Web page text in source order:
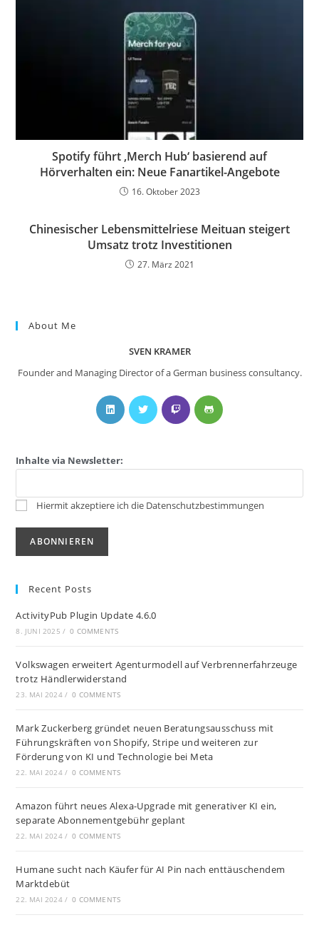
Spotify führt ‚Merch Hub‘ basierend auf
Hörverhalten ein: Neue Fanartikel-Angebote
16. Oktober 2023
Chinesischer Lebensmittelriese Meituan steigert
Umsatz trotz Investitionen
27. März 2021
About Me
SVEN KRAMER
Founder and Managing Director of a German business consultancy.
Inhalte via Newsletter:
Hiermit akzeptiere ich die Datenschutzbestimmungen
Recent Posts
ActivityPub Plugin Update 4.6.0
8. JUNI 2025 / 0 COMMENTS
Volkswagen erweitert Agenturmodell auf Verbrennerfahrzeuge
trotz Händlerwiderstand
23. MAI 2024 / 0 COMMENTS
Mark Zuckerberg gründet neuen Beratungsausschuss mit
Führungskräften von Shopify, Stripe und weiteren zur
Förderung von KI und Technologie bei Meta
22. MAI 2024 / 0 COMMENTS
Amazon führt neues Alexa-Upgrade mit generativer KI ein,
separate Abonnementgebühr geplant
22. MAI 2024 / 0 COMMENTS
Humane sucht nach Käufer für AI Pin nach enttäuschendem
Marktdebüt
22. MAI 2024 / 0 COMMENTS